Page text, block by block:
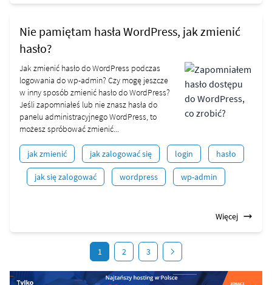
Nie pamiętam hasła WordPress, jak zmienić
hasło?
Jak zmienić hasło do WordPress podczas
logowania do wp-admin? Czy mogę jeszcze
w inny sposób zmienić hasło do WordPress?
Jeśli zapomniałeś lub nie znasz hasła do
panelu administracyjnego WordPress, to
możesz spróbować zmienić...
jak zmienić jak zalogować się login hasło
jak się zalogować wordpress wp-admin
Więcej
1 2 3